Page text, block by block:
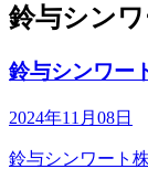
鈴与シン
鈴与シンワー
2024年11月08日
鈴与シンワート